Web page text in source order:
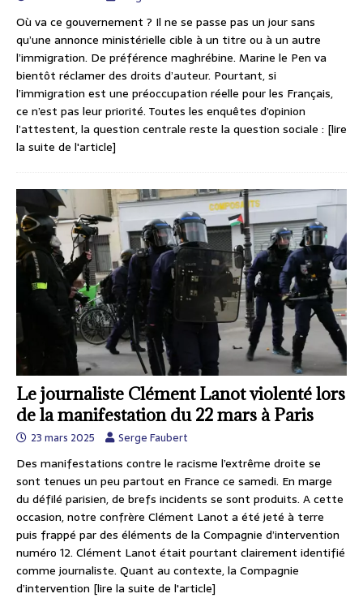
Où va ce gouvernement ? Il ne se passe pas un jour sans
qu’une annonce ministérielle cible à un titre ou à un autre
l’immigration. De préférence maghrébine. Marine le Pen va
bientôt réclamer des droits d’auteur. Pourtant, si
l’immigration est une préoccupation réelle pour les Français,
ce n’est pas leur priorité. Toutes les enquêtes d’opinion
l’attestent, la question centrale reste la question sociale : [lire
la suite de l'article]
Le journaliste Clément Lanot violenté lors
de la manifestation du 22 mars à Paris
23 mars 2025 Serge Faubert
Des manifestations contre le racisme l’extrême droite se
sont tenues un peu partout en France ce samedi. En marge
du défilé parisien, de brefs incidents se sont produits. A cette
occasion, notre confrère Clément Lanot a été jeté à terre
puis frappé par des éléments de la Compagnie d’intervention
numéro 12. Clément Lanot était pourtant clairement identifié
comme journaliste. Quant au contexte, la Compagnie
d’intervention [lire la suite de l'article]